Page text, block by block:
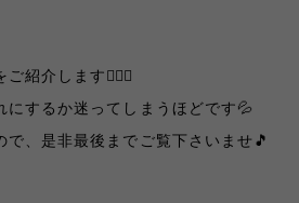
紹介します💁🏻‍♀️
するか迷ってしまうほどです💦
、是非最後までご覧下さいませ🎵